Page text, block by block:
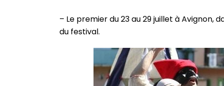
– Le premier du 23 au 29 juillet à
du festival.